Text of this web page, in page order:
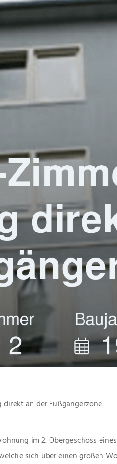
an der Fußgängerzone
im 2. Obergeschoss
sich über einen großen